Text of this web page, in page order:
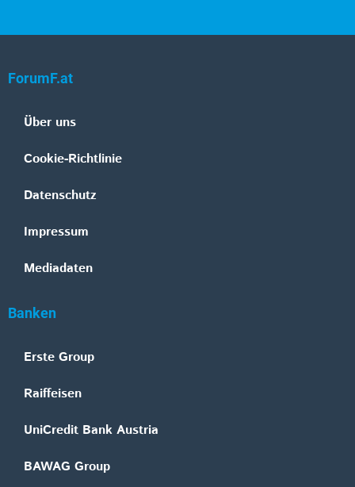
ForumF.at
Über uns
Cookie-Richtlinie
Datenschutz
Impressum
Mediadaten
Banken
Erste Group
Raiffeisen
UniCredit Bank Austria
BAWAG Group